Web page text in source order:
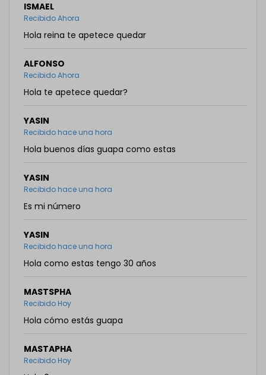
ISMAEL
Recibido Ahora
Hola reina te apetece quedar
ALFONSO
Recibido Ahora
Hola te apetece quedar?
YASIN
Recibido hace una hora
Hola buenos días guapa como estas
YASIN
Recibido hace una hora
Es mi número
YASIN
Recibido hace una hora
Hola como estas tengo 30 años
MASTSPHA
Recibido Hoy
Hola cómo estás guapa
MASTAPHA
Recibido Hoy